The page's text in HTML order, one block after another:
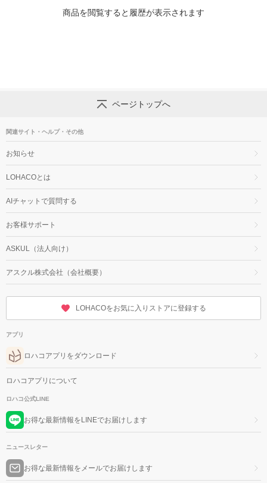
商品を閲覧すると履歴が表示されます
ページトップへ
関連サイト・ヘルプ・その他
お知らせ
LOHACOとは
AIチャットで質問する
お客様サポート
ASKUL（法人向け）
アスクル株式会社（会社概要）
LOHACOをお気に入りストアに登録する
アプリ
ロハコアプリをダウンロード
ロハコアプリについて
ロハコ公式LINE
お得な最新情報をLINEでお届けします
ニュースレター
お得な最新情報をメールでお届けします